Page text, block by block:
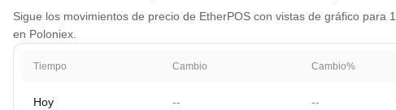
Sigue los movimientos de precio de EtherPOS con vistas de gráfico
en Poloniex.
Tiempo Cambio Cambio%
Hoy -- --